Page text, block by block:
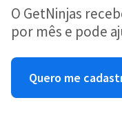
O GetNinjas
por mês e pode
Quero me